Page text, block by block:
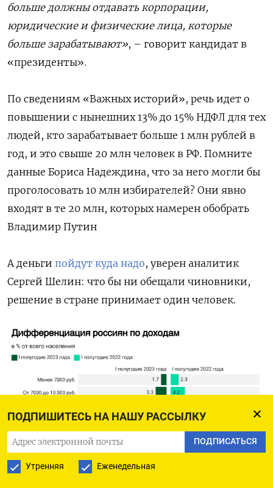
ПОДПИШИТЕСЬ НА НАШУ РАССЫЛКУ
ПОДПИСАТЬСЯ
Утренняя Еженедельная
больше должны отдавать корпорации,
юридические и физические лица, которые
больше зарабатывают», – говорит кандидат в
«президенты».
По сведениям «Важных историй», речь идет о
повышении с нынешних 13% до 15% НДФЛ для тех
людей, кто зарабатывает больше 1 млн рублей в
год, и это свыше 20 млн человек в РФ. Помните
данные Бориса Надеждина, что за него могли бы
проголосовать 10 млн избирателей? Они явно
входят в те 20 млн, которых намерен обобрать
Владимир Путин
А деньги пойдут куда надо, уверен аналитик
Сергей Шелин: что бы ни обещали чиновники,
решение в стране принимает один человек.